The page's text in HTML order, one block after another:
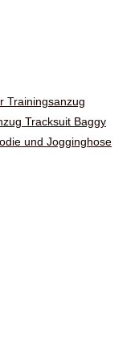
Trainingsanzug
Tracksuit Baggy
und Jogginghose